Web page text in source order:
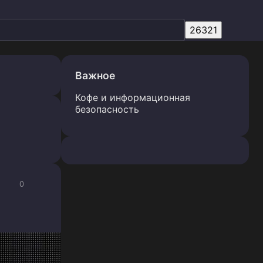
0
Важное
Кофе и информационная
безопасность